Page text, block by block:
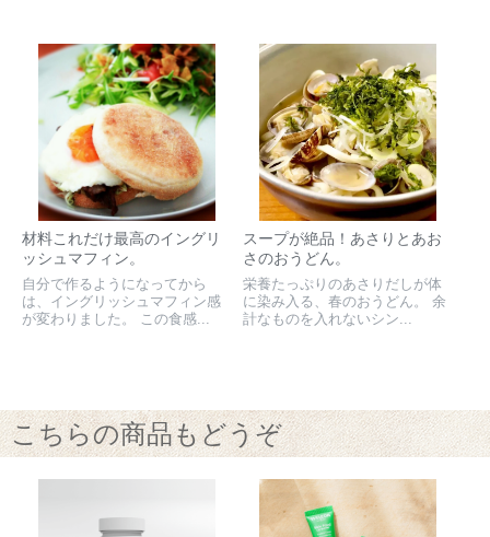
材料これだけ最高のイングリ
ッシュマフィン。
自分で作るようになってから
は、イングリッシュマフィン感
が変わりました。 この食感...
スープが絶品！あさりとあお
さのおうどん。
栄養たっぷりのあさりだしが体
に染み入る、春のおうどん。 余
計なものを入れないシン...
こちらの商品もどうぞ